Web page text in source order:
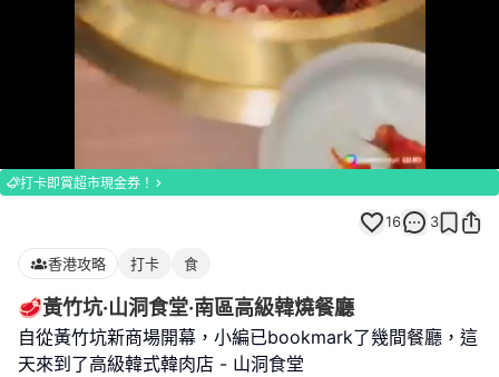
100.00%
打卡即賞超市現金券！
16 3
香港攻略 打卡 食
🥩黃竹坑·山洞食堂·南區高級韓燒餐廳
自從黃竹坑新商場開幕，小編已bookmark了幾間餐廳，這
天來到了高級韓式韓肉店 - 山洞食堂